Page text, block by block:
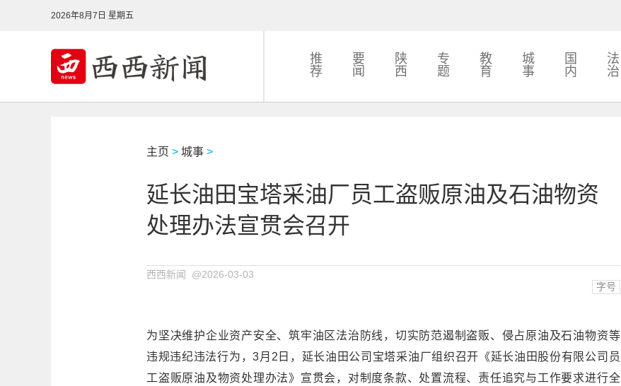
2026年8月7日 星期五
推
荐
要
闻
陕
西
专
题
教
育
城
事
国
内
法
治
主页 > 城事 >
延长油田宝塔采油厂员工盗贩原油及石油物资
处理办法宣贯会召开
西西新闻 @2026-03-03
字号
为坚决维护企业资产安全、筑牢油区法治防线，切实防范遏制盗贩、侵占原油及石油物资等
违规违纪违法行为，3月2日，延长油田公司宝塔采油厂组织召开《延长油田股份有限公司员
工盗贩原油及物资处理办法》宣贯会，对制度条款、处置流程、责任追究与工作要求进行全